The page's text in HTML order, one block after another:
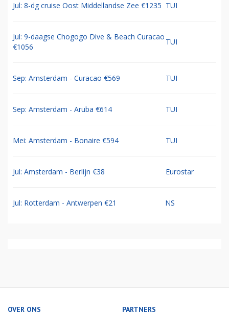
Jul: 8-dg cruise Oost Middellandse Zee €1235 TUI
Jul: 9-daagse Chogogo Dive & Beach Curacao
€1056
TUI
Sep: Amsterdam - Curacao €569 TUI
Sep: Amsterdam - Aruba €614 TUI
Mei: Amsterdam - Bonaire €594 TUI
Jul: Amsterdam - Berlijn €38 Eurostar
Jul: Rotterdam - Antwerpen €21 NS
OVER ONS PARTNERS